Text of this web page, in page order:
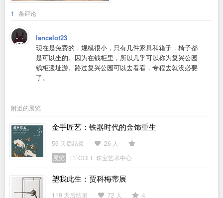
1 条评论
lancelot23
现在是免费的，规模很小，只有几件家具和箱子，椅子都
是可以坐的。因为在钱柜里，所以几乎可以称为复兴公园
钱柜遗址游。路过复兴公园可以去看看，专程去就没必要
了。
附近的展览
金手匠艺：铁器时代的金饰重生
59 天后结束 26 人
-
展览
L’ÉCOLE 珠宝艺术中心
塑我此生：贾科梅蒂展
119 天后结束 72 人 4